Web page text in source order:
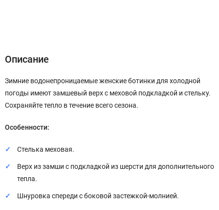
Описание
Зимние водонепроницаемые женские ботинки для холодной
погоды имеют замшевый верх с меховой подкладкой и стельку.
Сохраняйте тепло в течение всего сезона.
Особенности:
Стелька меховая.
Верх из замши с подкладкой из шерсти для дополнительного
тепла.
Шнуровка спереди с боковой застежкой-молнией.